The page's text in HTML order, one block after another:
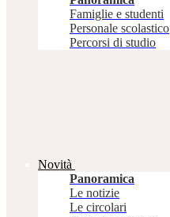
Famiglie e studenti
Personale scolastico
Percorsi di studio
Novità
Panoramica
Le notizie
Le circolari